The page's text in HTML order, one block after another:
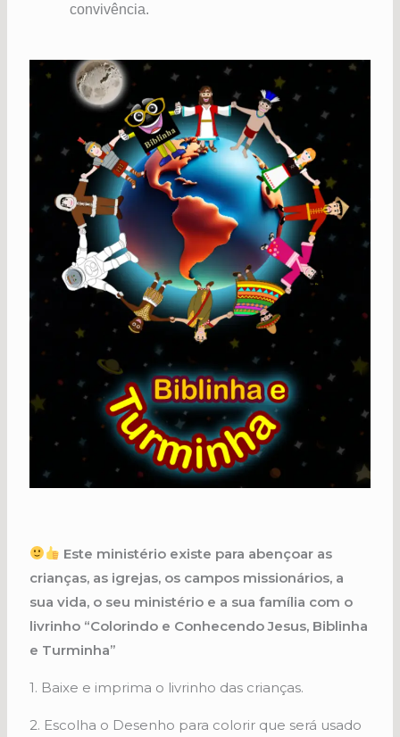
convivência.
Este ministério existe para abençoar as
crianças, as igrejas, os campos missionários, a
sua vida, o seu ministério e a sua família com o
livrinho “Colorindo e Conhecendo Jesus, Biblinha
e Turminha”
1. Baixe e imprima o livrinho das crianças.
2. Escolha o Desenho para colorir que será usado